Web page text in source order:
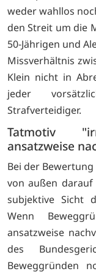
weder wahllos
den Streit um die
50-Jährigen und
Missverhältnis
Klein nicht in
jeder
Strafverteidiger.
Tatmotiv
ansatzweise
Bei der
von außen
subjektive Sicht
Wenn
ansatzweise
des
Beweggründen